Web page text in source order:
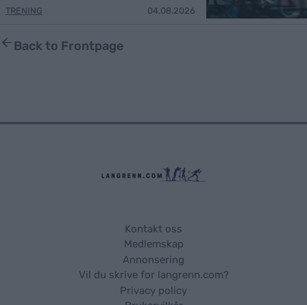
TRENING 04.08.2026
Back to Frontpage
Kontakt oss
Medlemskap
Annonsering
Vil du skrive for langrenn.com?
Privacy policy